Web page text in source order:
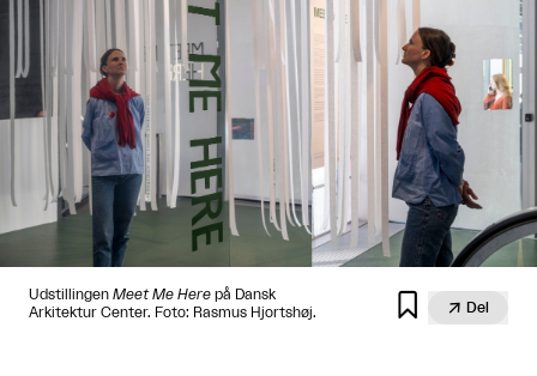
Udstillingen Meet Me Here på Dansk
Arkitektur Center. Foto: Rasmus Hjortshøj.
  Del